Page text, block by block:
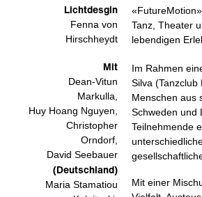
Tanz, Theater
lebendigen
Im Rahmen
Silva
Menschen aus
Schweden und
Teilnehmende
Mit einer
Lichtdesgin
Fenna von
Hirschheydt
Mit
Dean-Vitun
Markulla,
Huy Hoang Nguyen,
Christopher
Orndorf,
David Seebauer
(Deutschland)
Maria Stamatiou